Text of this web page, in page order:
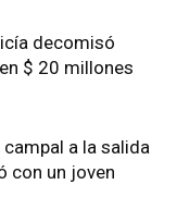
decomisó
$ 20 millones
campal a la salida
con un joven